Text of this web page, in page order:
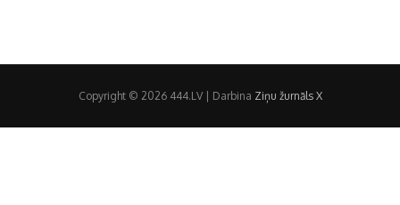
Copyright © 2026 444.LV | Darbina Ziņu žurnāls X